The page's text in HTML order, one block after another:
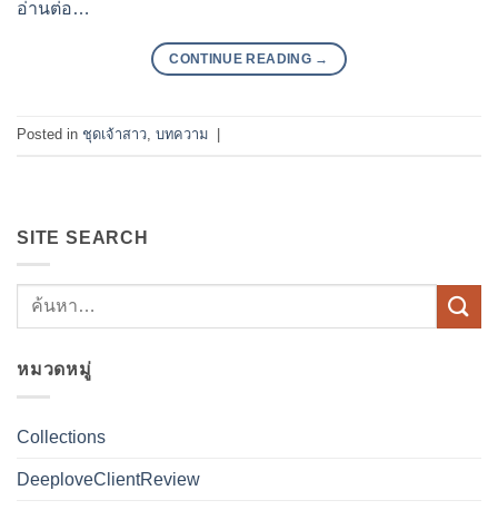
อ่านต่อ…
CONTINUE READING →
Posted in ชุดเจ้าสาว บทความ
SITE SEARCH
หมวดหมู่
Collections
DeeploveClientReview